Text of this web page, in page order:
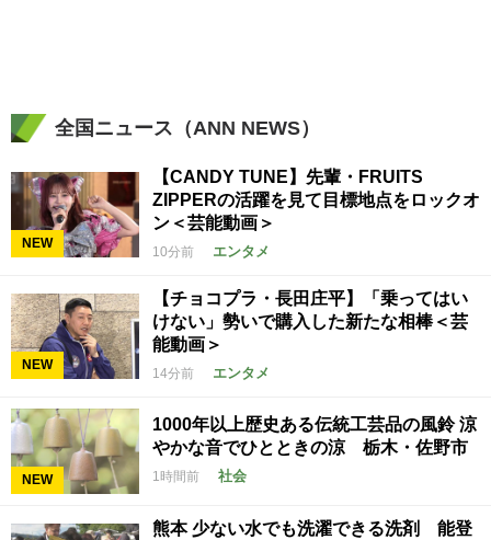
全国ニュース（ANN NEWS）
NEW
【CANDY TUNE】先輩・FRUITS
ZIPPERの活躍を見て目標地点をロックオ
ン＜芸能動画＞
10分前 エンタメ
NEW
【チョコプラ・長田庄平】「乗ってはい
けない」勢いで購入した新たな相棒＜芸
能動画＞
14分前 エンタメ
NEW
1000年以上歴史ある伝統工芸品の風鈴 涼
やかな音でひとときの涼 栃木・佐野市
1時間前 社会
熊本 少ない水でも洗濯できる洗剤 能登